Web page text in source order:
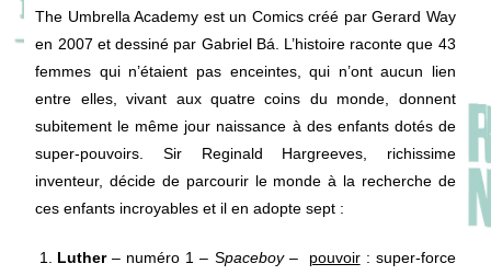
The Umbrella Academy est un Comics créé par Gerard Way
en 2007 et dessiné par Gabriel Bá. L’histoire raconte que 43
femmes qui n’étaient pas enceintes, qui n’ont aucun lien
entre elles, vivant aux quatre coins du monde, donnent
subitement le même jour naissance à des enfants dotés de
super-pouvoirs. Sir Reginald Hargreeves, richissime
inventeur, décide de parcourir le monde à la recherche de
ces enfants incroyables et il en adopte sept :
Luther– numéro 1 – Spaceboy– pouvoir: super-force